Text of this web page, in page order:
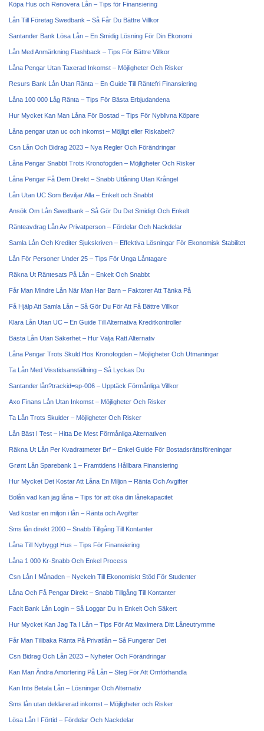
Köpa Hus och Renovera Lån – Tips för Finansiering
Lån Till Företag Swedbank – Så Får Du Bättre Villkor
Santander Bank Lösa Lån – En Smidig Lösning För Din Ekonomi
Lån Med Anmärkning Flashback – Tips För Bättre Villkor
Låna Pengar Utan Taxerad Inkomst – Möjligheter Och Risker
Resurs Bank Lån Utan Ränta – En Guide Till Räntefri Finansiering
Låna 100 000 Låg Ränta – Tips För Bästa Erbjudandena
Hur Mycket Kan Man Låna För Bostad – Tips För Nyblivna Köpare
Låna pengar utan uc och inkomst – Möjligt eller Riskabelt?
Csn Lån Och Bidrag 2023 – Nya Regler Och Förändringar
Låna Pengar Snabbt Trots Kronofogden – Möjligheter Och Risker
Låna Pengar Få Dem Direkt – Snabb Utlåning Utan Krångel
Lån Utan UC Som Beviljar Alla – Enkelt och Snabbt
Ansök Om Lån Swedbank – Så Gör Du Det Smidigt Och Enkelt
Ränteavdrag Lån Av Privatperson – Fördelar Och Nackdelar
Samla Lån Och Krediter Sjukskriven – Effektiva Lösningar För Ekonomisk Stabilitet
Lån För Personer Under 25 – Tips För Unga Låntagare
Räkna Ut Räntesats På Lån – Enkelt Och Snabbt
Får Man Mindre Lån När Man Har Barn – Faktorer Att Tänka På
Få Hjälp Att Samla Lån – Så Gör Du För Att Få Bättre Villkor
Klara Lån Utan UC – En Guide Till Alternativa Kreditkontroller
Bästa Lån Utan Säkerhet – Hur Välja Rätt Alternativ
Låna Pengar Trots Skuld Hos Kronofogden – Möjligheter Och Utmaningar
Ta Lån Med Visstidsanställning – Så Lyckas Du
Santander lån?trackid=sp-006 – Upptäck Förmånliga Villkor
Axo Finans Lån Utan Inkomst – Möjligheter Och Risker
Ta Lån Trots Skulder – Möjligheter Och Risker
Lån Bäst I Test – Hitta De Mest Förmånliga Alternativen
Räkna Ut Lån Per Kvadratmeter Brf – Enkel Guide För Bostadsrättsföreningar
Grønt Lån Sparebank 1 – Framtidens Hållbara Finansiering
Hur Mycket Det Kostar Att Låna En Miljon – Ränta Och Avgifter
Bolån vad kan jag låna – Tips för att öka din lånekapacitet
Vad kostar en miljon i lån – Ränta och Avgifter
Sms lån direkt 2000 – Snabb Tillgång Till Kontanter
Låna Till Nybyggt Hus – Tips För Finansiering
Låna 1 000 Kr-Snabb Och Enkel Process
Csn Lån I Månaden – Nyckeln Till Ekonomiskt Stöd För Studenter
Låna Och Få Pengar Direkt – Snabb Tillgång Till Kontanter
Facit Bank Lån Login – Så Loggar Du In Enkelt Och Säkert
Hur Mycket Kan Jag Ta I Lån – Tips För Att Maximera Ditt Låneutrymme
Får Man Tillbaka Ränta På Privatlån – Så Fungerar Det
Csn Bidrag Och Lån 2023 – Nyheter Och Förändringar
Kan Man Ändra Amortering På Lån – Steg För Att Omförhandla
Kan Inte Betala Lån – Lösningar Och Alternativ
Sms lån utan deklarerad inkomst – Möjligheter och Risker
Lösa Lån I Förtid – Fördelar Och Nackdelar